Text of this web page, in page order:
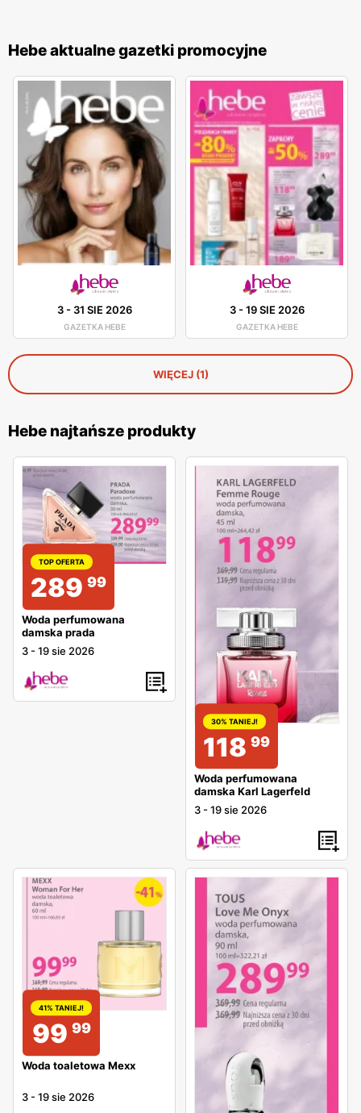
Hebe aktualne gazetki promocyjne
3- 31 SIE 2026
GAZETKA HEBE
3-19 SIE 2026
GAZETKA HEBE
WIĘCEJ (1)
Hebe najtańsze produkty
TOP OFERTA
289 99
Woda perfumowana
damska prada
3 -19 sie 2026
30% TANIEJ!
118 99
Woda perfumowana
damska Karl Lagerfeld
3 -19 sie 2026
41% TANIEJ!
99 99
Woda toaletowa Mexx
3 -19 sie 2026